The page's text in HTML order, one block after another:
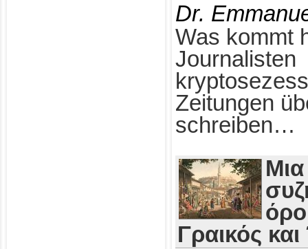
Dr.
Was kommt
Journalisten
Zeitungen
schreiben…
Μια
Γραικός